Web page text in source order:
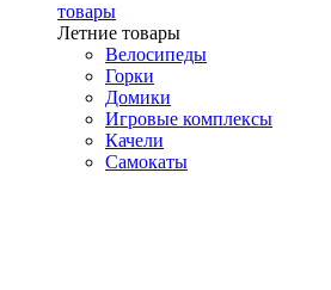
товары
Летние товары
Велосипеды
Горки
Домики
Игровые комплексы
Качели
Самокаты